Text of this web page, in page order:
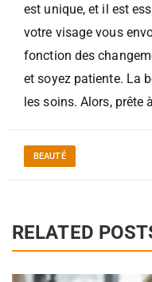
est unique, et il est
votre visage vous
fonction des
et soyez patiente. La
les soins. Alors, prête
BEAUTÉ
RELATED